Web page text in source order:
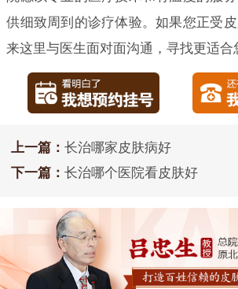
供细致周到的诊疗体验。如果您正受
来这里与医生面对面沟通，寻找更适合
上一篇： 长治哪家皮肤病好
下一篇： 长治哪个医院看皮肤好